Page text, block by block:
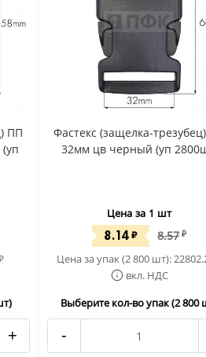
ПП
+
Фастекс (защелка-
32мм цв черный (уп
Цена за 1 шт
8.14₽ 8.57 ₽
Цена за упак (2 800 шт):
вкл. НДС
Выберите кол-во упак (2 800
-